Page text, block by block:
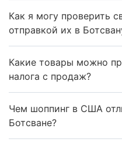
Как я могу проверить
отправкой их в
Какие товары можно
налога с продаж?
Чем шоппинг в США
Ботсване?